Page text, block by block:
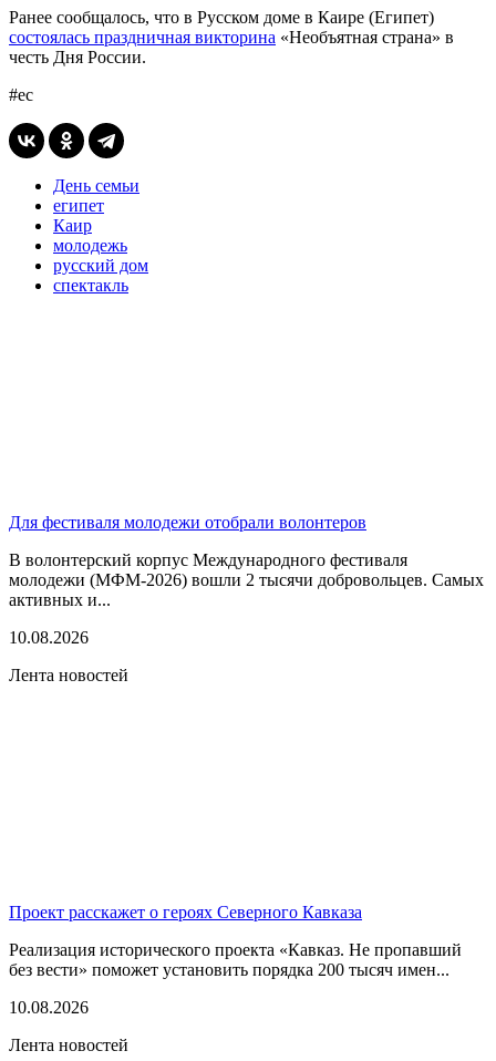
Ранее сообщалось, что в Русском доме в Каире (Египет)
состоялась праздничная викторина «Необъятная страна» в
честь Дня России.
#ес
День семьи
египет
Каир
молодежь
русский дом
спектакль
Для фестиваля молодежи отобрали волонтеров
В волонтерский корпус Международного фестиваля
молодежи (МФМ-2026) вошли 2 тысячи добровольцев. Самых
активных и...
10.08.2026
Лента новостей
Проект расскажет о героях Северного Кавказа
Реализация исторического проекта «Кавказ. Не пропавший
без вести» поможет установить порядка 200 тысяч имен...
10.08.2026
Лента новостей